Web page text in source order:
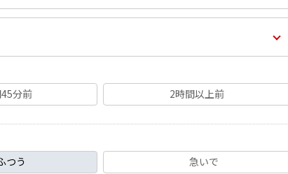
分前 2時間以上前
つう 急いで